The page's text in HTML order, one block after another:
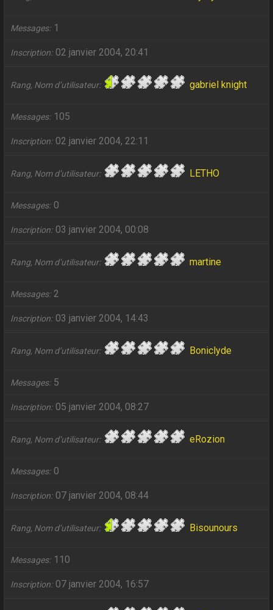
Messages 1
Inscription 02 janvier 2004, 20:41
Rang, Nom d’utilisateur gabriel knight
Messages 105
Inscription 02 janvier 2004, 22:11
Rang, Nom d’utilisateur LETHO
Messages 0
Inscription 03 janvier 2004, 00:08
Rang, Nom d’utilisateur martine
Messages 2
Inscription 03 janvier 2004, 14:43
Rang, Nom d’utilisateur Boniclyde
Messages 5
Inscription 05 janvier 2004, 08:27
Rang, Nom d’utilisateur eRozion
Messages 0
Inscription 07 janvier 2004, 08:44
Rang, Nom d’utilisateur Bisounours
Messages 110
Inscription 07 janvier 2004, 16:57